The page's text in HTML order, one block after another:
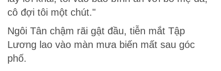
cô đợi tôi một chút."
Ngôi Tân chậm rãi gật đầu, tiễn mắt Tập
Lương lao vào màn mưa biến mất sau góc
phố.